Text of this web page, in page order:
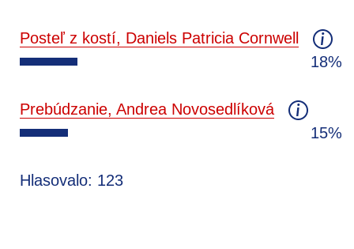
Posteľ z kostí, Daniels Patricia Cornwell
18%
Prebúdzanie, Andrea Novosedlíková
15%
Hlasovalo: 123